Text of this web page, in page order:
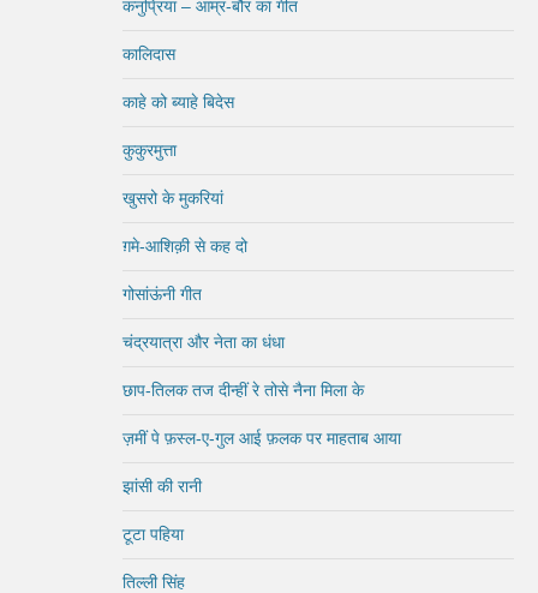
कनुप्रिया – आम्र-बौर का गीत
कालिदास
काहे को ब्याहे बिदेस
कुकुरमुत्ता
खुसरो के मुकरियां
ग़मे-आशिक़ी से कह दो
गोसांऊंनी गीत
चंद्रयात्रा और नेता का धंधा
छाप-तिलक तज दीन्हीं रे तोसे नैना मिला के
ज़मीं पे फ़स्ल-ए-गुल आई फ़लक पर माहताब आया
झांसी की रानी
टूटा पहिया
तिल्ली सिंह